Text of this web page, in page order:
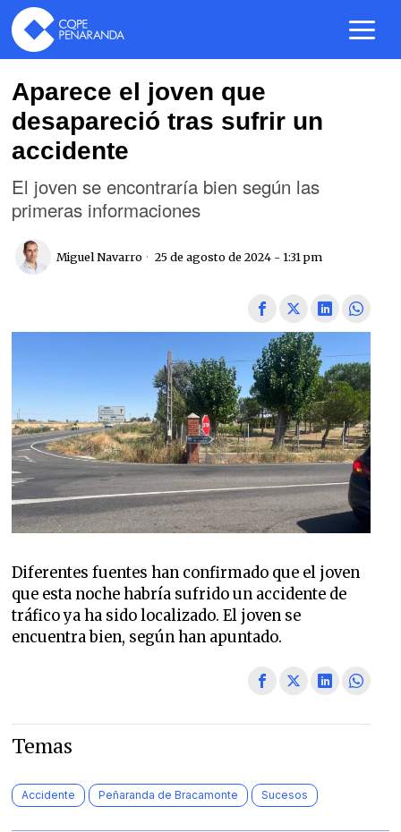
Aparece el joven que
desapareció tras sufrir un
accidente
El joven se encontraría bien según las
primeras informaciones
Miguel Navarro 25 de agosto de 2024 - 1:31 pm
Diferentes fuentes han confirmado que el joven
que esta noche habría sufrido un accidente de
tráfico ya ha sido localizado. El joven se
encuentra bien, según han apuntado.
Temas
Accidente Peñaranda de Bracamonte Sucesos